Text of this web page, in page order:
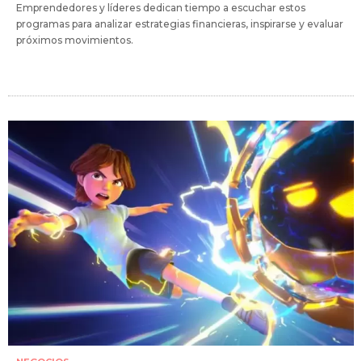
Emprendedores y líderes dedican tiempo a escuchar estos
programas para analizar estrategias financieras, inspirarse y evaluar
próximos movimientos.